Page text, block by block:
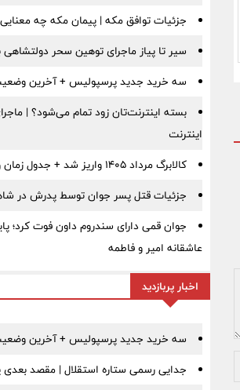
جزئیات توافق مکه | پیمان مکه چه معنایی
سیر تا پیاز ماجرای توهین سحر دولتشاهی
سه خرید جدید پرسپولیس + آخرین
بسته اینترنت‌تان زود تمام می‌شود؟ |
اینترنت
کالابرگ مرداد ۱۴۰۵ واریز شد + جدول زمان و مبلغ کالابرگ
جزئیات قتل پسر جوان توسط پدرش در
جوان قمی دارای سندروم داون فوت کرد؛
عاشقانه امیر و فاطمه
اخبار پربازدید
سه خرید جدید پرسپولیس + آخرین
جدایی رسمی ستاره استقلال | مقصد بعدی